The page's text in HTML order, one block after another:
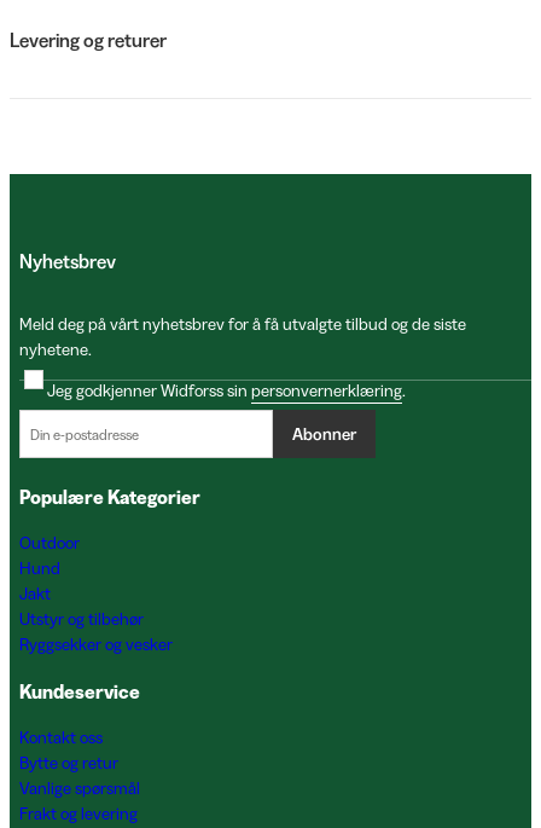
Levering og returer
Nyhetsbrev
Meld deg på vårt nyhetsbrev for å få utvalgte tilbud og de siste
nyhetene.
Jeg godkjenner Widforss sin personvernerklæring.
Abonner
Populære Kategorier
Outdoor
Hund
Jakt
Utstyr og tilbehør
Ryggsekker og vesker
Kundeservice
Kontakt oss
Bytte og retur
Vanlige spørsmål
Frakt og levering